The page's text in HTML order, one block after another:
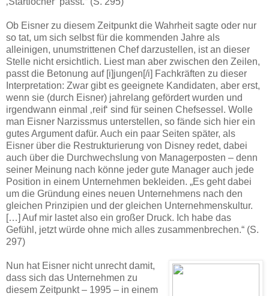
Ob Eisner zu diesem Zeitpunkt die Wahrheit sagte oder nur
so tat, um sich selbst für die kommenden Jahre als
alleinigen, unumstrittenen Chef darzustellen, ist an dieser
Stelle nicht ersichtlich. Liest man aber zwischen den Zeilen,
passt die Betonung auf [i]jungen[/i] Fachkräften zu dieser
Interpretation: Zwar gibt es geeignete Kandidaten, aber erst,
wenn sie (durch Eisner) jahrelang gefördert wurden und
irgendwann einmal ‚reif‘ sind für seinen Chefsessel. Wolle
man Eisner Narzissmus unterstellen, so fände sich hier ein
gutes Argument dafür. Auch ein paar Seiten später, als
Eisner über die Restrukturierung von Disney redet, dabei
auch über die Durchwechslung von Managerposten – denn
seiner Meinung nach könne jeder gute Manager auch jede
Position in einem Unternehmen bekleiden. „Es geht dabei
um die Gründung eines neuen Unternehmens nach den
gleichen Prinzipien und der gleichen Unternehmenskultur.
[…] Auf mir lastet also ein großer Druck. Ich habe das
Gefühl, jetzt würde ohne mich alles zusammenbrechen.“ (S.
297)
Nun hat Eisner nicht unrecht damit,
dass sich das Unternehmen zu
diesem Zeitpunkt – 1995 – in einem